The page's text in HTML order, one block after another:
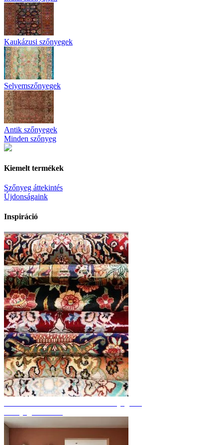
Kaukázusi szőnyegek
Selyemszőnyegek
Antik szőnyegek
Minden szőnyeg
Kiemelt termékek
Szőnyeg áttekintés
Újdonságaink
Inspiráció